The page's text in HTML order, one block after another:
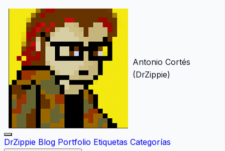
Antonio Cortés
(DrZippie)
DrZippie Blog Portfolio Etiquetas Categorías